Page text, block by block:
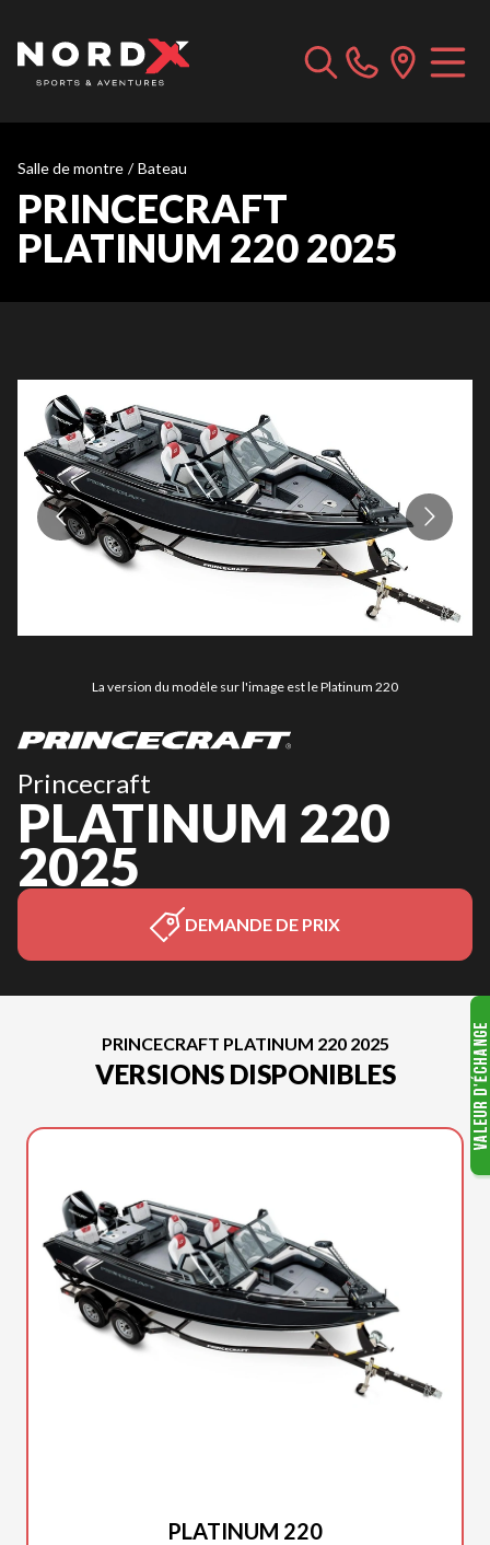
Salle de montre / Bateau
PRINCECRAFT
PLATINUM 220 2025
La version du modèle sur l'image est le Platinum 220
Princecraft
PLATINUM 220
2025
DEMANDE DE PRIX
PRINCECRAFT PLATINUM 220 2025
VERSIONS DISPONIBLES
PLATINUM 220